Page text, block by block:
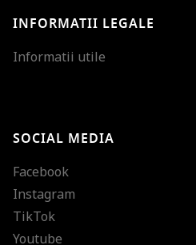
INFORMATII LEGALE
Informatii utile
SOCIAL MEDIA
Facebook
Instagram
TikTok
Youtube